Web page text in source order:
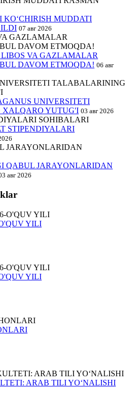
KO‘CHIRISH MUDDATI
07 авг 2026
VA GAZLAMALAR
DAVOM ETMOQDA! 06 авг
UNIVERSITETI
YUTUG'I 03 авг 2026
STIPENDIYALARI
QABUL JARAYONLARIDAN
авг 2026
YILI
YILI
ARAB TILI YO‘NALISHI